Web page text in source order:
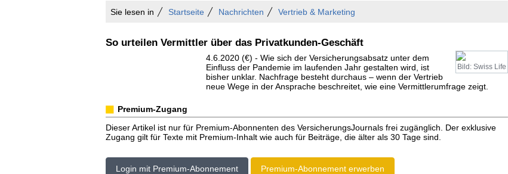
Sie lesen in Startseite Nachrichten Vertrieb & Marketing
So urteilen Vermittler über das Privatkunden-Geschäft
Bild: Swiss Life
4.6.2020 (€) - Wie sich der Versicherungsabsatz unter dem
Einfluss der Pandemie im laufenden Jahr gestalten wird, ist
bisher unklar. Nachfrage besteht durchaus – wenn der Vertrieb
neue Wege in der Ansprache beschreitet, wie eine Vermittlerumfrage zeigt.
Premium-Zugang
Dieser Artikel ist nur für Premium-Abonnenten des VersicherungsJournals frei zugänglich. Der exklusive
Zugang gilt für Texte mit Premium-Inhalt wie auch für Beiträge, die älter als 30 Tage sind.
Login mit Premium-Abonnement Premium-Abonnement erwerben